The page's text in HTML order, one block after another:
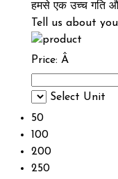
हमसे एक उच्च गति
Tell us about
Price: Â
Select Unit
50
100
200
250